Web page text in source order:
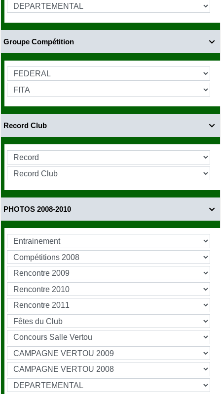

Groupe Compétition

Record Club

PHOTOS 2008-2010